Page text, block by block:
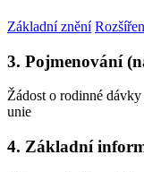
Základní znění
3. Pojmenování
Žádost o rodinné
unie
4. Základní